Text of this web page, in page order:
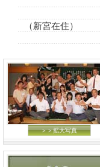
（新宮在住）
＞＞拡大写真